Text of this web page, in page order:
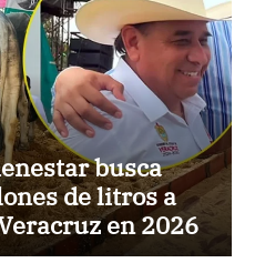
busca
de litros a
en 2026